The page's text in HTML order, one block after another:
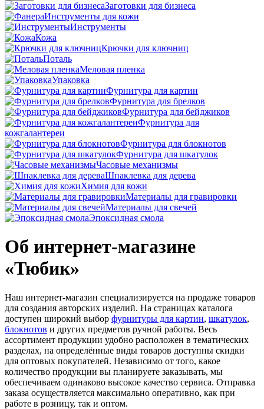
Заготовки для бизнеса
Инструменты для кожи
Инструменты
Кожа
Крючки для ключниц
Поталь
Меловая пленка
Упаковка
Фурнитура для картин
Фурнитура для брелков
Фурнитура для бейджиков
Фурнитура для
кожгалантереи
Фурнитура для блокнотов
Фурнитура для шкатулок
Часовые механизмы
Шпаклевка для дерева
Химия для кожи
Материалы для гравировки
Материалы для свечей
Эпоксидная смола
Об интернет-магазине
«Тюбик»
Наш интернет-магазин специализируется на продаже товаров
для создания авторских изделий. На страницах каталога
доступен широкий выбор фурнитуры для картин, шкатулок,
блокнотов и других предметов ручной работы. Весь
ассортимент продукции удобно расположен в тематических
разделах, на определённые виды товаров доступны скидки
для оптовых покупателей. Независимо от того, какое
количество продукции вы планируете заказывать, мы
обеспечиваем одинаково высокое качество сервиса. Отправка
заказа осуществляется максимально оперативно, как при
работе в розницу, так и оптом.